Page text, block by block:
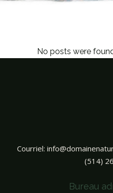
No posts were
Courriel:
(514)
Bureau